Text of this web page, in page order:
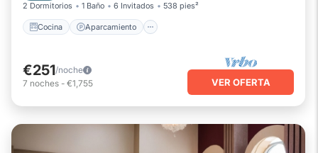
2 Dormitorios 1 Baño 6 Invitados 538 pies²
Cocina Aparcamiento
€251/noche
7 noches - €1,755 VER OFERTA